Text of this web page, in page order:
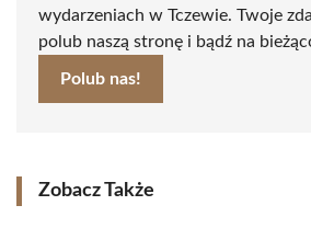
wydarzeniach w Tczewie. Twoje
polub naszą stronę i bądź na
Polub nas!
Zobacz Także